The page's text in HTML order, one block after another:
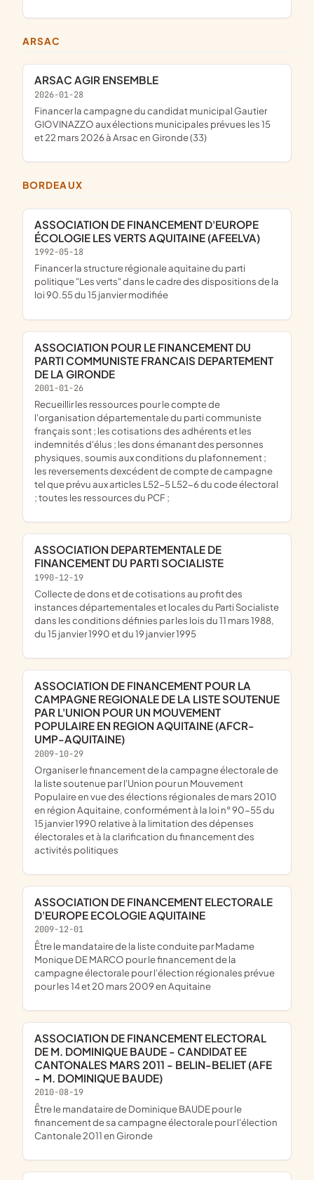
ARSAC
ARSAC AGIR ENSEMBLE
2026-01-28
financer la campagne du candidat municipal Gautier
GIOVINAZZO aux élections municipales prévues les 15
et 22 mars 2026 à Arsac en Gironde (33)
BORDEAUX
ASSOCIATION DE FINANCEMENT D'EUROPE
ÉCOLOGIE LES VERTS AQUITAINE (AFEELVA)
1992-05-18
financer la structure régionale aquitaine du parti
politique "Les verts" dans le cadre des dispositions de la
loi 90.55 du 15 janvier modifiée
ASSOCIATION POUR LE FINANCEMENT DU
PARTI COMMUNISTE FRANCAIS DEPARTEMENT
DE LA GIRONDE
2001-01-26
recueillir les ressources pour le compte de
l'organisation départementale du parti communiste
français sont ; les cotisations des adhérents et les
indemnités d'élus ; les dons émanant des personnes
physiques, soumis aux conditions du plafonnement ;
les reversements dexcédent de compte de campagne
tel que prévu aux articles L52-5 L52-6 du code électoral
; toutes les ressources du PCF ;
ASSOCIATION DEPARTEMENTALE DE
FINANCEMENT DU PARTI SOCIALISTE
1990-12-19
Collecte de dons et de cotisations au profit des
instances départementales et locales du Parti Socialiste
dans les conditions définies par les lois du 11 mars 1988,
du 15 janvier 1990 et du 19 janvier 1995
ASSOCIATION DE FINANCEMENT POUR LA
CAMPAGNE REGIONALE DE LA LISTE SOUTENUE
PAR L'UNION POUR UN MOUVEMENT
POPULAIRE EN REGION AQUITAINE (AFCR-
UMP-AQUITAINE)
2009-10-29
organiser le financement de la campagne électorale de
la liste soutenue par l'Union pour un Mouvement
Populaire en vue des élections régionales de mars 2010
en région Aquitaine, conformément à la loi n° 90-55 du
15 janvier 1990 relative à la limitation des dépenses
électorales et à la clarification du financement des
activités politiques
ASSOCIATION DE FINANCEMENT ELECTORALE
D'EUROPE ECOLOGIE AQUITAINE
2009-12-01
être le mandataire de la liste conduite par Madame
Monique DE MARCO pour le financement de la
campagne électorale pour l'élection régionales prévue
pour les 14 et 20 mars 2009 en Aquitaine
ASSOCIATION DE FINANCEMENT ELECTORAL
DE M. DOMINIQUE BAUDE - CANDIDAT EE
CANTONALES MARS 2011 - BELIN-BELIET (AFE
- M. DOMINIQUE BAUDE)
2010-08-19
être le mandataire de Dominique BAUDE pour le
financement de sa campagne électorale pour l'élection
Cantonale 2011 en Gironde